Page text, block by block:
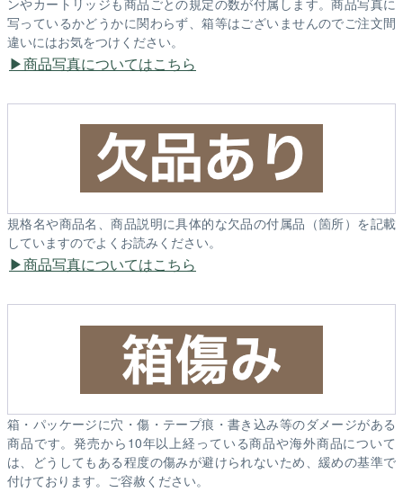
写っているかどうかに関わらず、箱等はございませんのでご注文間
違いにはお気をつけください。
商品写真についてはこちら
規格名や商品名、商品説明に具体的な欠品の付属品（箇所）を記載
していますのでよくお読みください。
商品写真についてはこちら
箱・パッケージに穴・傷・テープ痕・書き込み等のダメージがある
商品です。発売から10年以上経っている商品や海外商品について
は、どうしてもある程度の傷みが避けられないため、緩めの基準で
付けております。ご容赦ください。